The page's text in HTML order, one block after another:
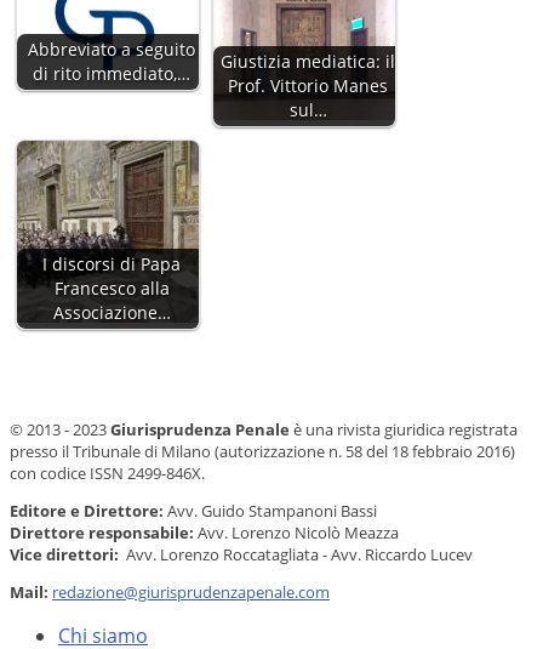
Abbreviato a seguito
di rito immediato,…
Giustizia mediatica: il
Prof. Vittorio Manes
sul…
I discorsi di Papa
Francesco alla
Associazione…
© 2013 - 2023Giurisprudenza Penale è una rivista giuridica registrata
presso il Tribunale di Milano (autorizzazione n. 58 del 18 febbraio 2016)
con codice ISSN 2499-846X.
Editore e Direttore: Avv. Guido Stampanoni Bassi
Direttore responsabile: Avv. Lorenzo Nicolò Meazza
Vice direttori: Avv. Lorenzo Roccatagliata - Avv. Riccardo Lucev
Mail: redazione@giurisprudenzapenale.com
Chi siamo